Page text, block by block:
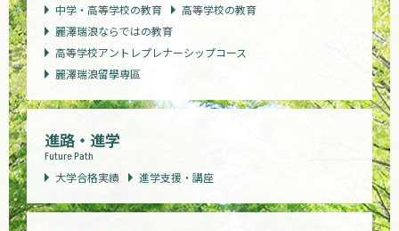
中学・高等学校の教育
高等学校の教育
麗澤瑞浪ならではの教育
高等学校アントレプレナーシップコース
麗澤瑞浪留學専區
進路・進学
Future Path
大学合格実績
進学支援・講座